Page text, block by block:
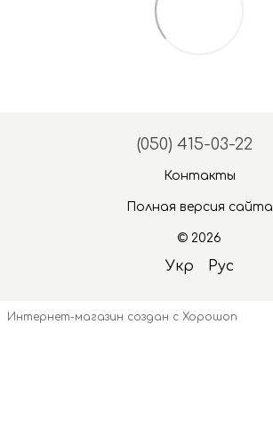
(050) 415-03-22
Контакты
Полная версия сайта
© 2026
Укр Рус
Интернет-магазин создан с Хорошоп